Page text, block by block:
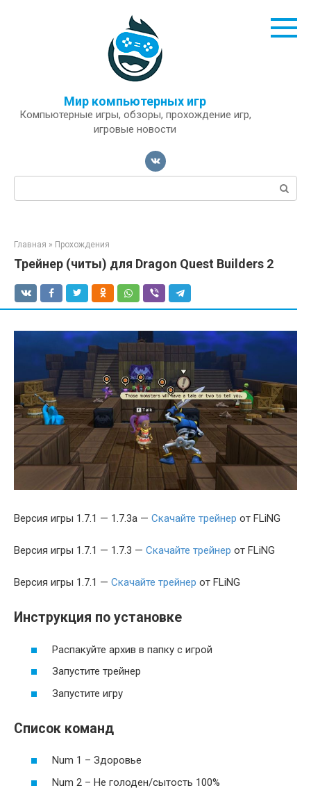
Мир компьютерных игр
Компьютерные игры, обзоры, прохождение игр,
игровые новости
Поиск:
Главная » Прохождения
Трейнер (читы) для Dragon Quest Builders 2
Версия игры 1.7.1 — 1.7.3a — Скачайте трейнер от FLiNG
Версия игры 1.7.1 — 1.7.3 — Скачайте трейнер от FLiNG
Версия игры 1.7.1 — Скачайте трейнер от FLiNG
Инструкция по установке
Распакуйте архив в папку с игрой
Запустите трейнер
Запустите игру
Список команд
Num 1 – Здоровье
Num 2 – Не голоден/сытость 100%